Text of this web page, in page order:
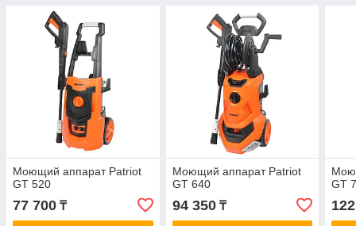
Моющий аппарат Patriot
GT 520
77 700 ₸
Моющий аппарат Patriot
GT 640
94 350₸
GT